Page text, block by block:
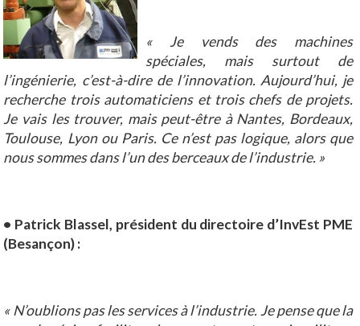
« Je vends des machines
spéciales, mais surtout de
l’ingénierie, c’est-à-dire de l’innovation. Aujourd’hui, je
recherche trois automaticiens et trois chefs de projets.
Je vais les trouver, mais peut-être à Nantes, Bordeaux,
Toulouse, Lyon ou Paris. Ce n’est pas logique, alors que
nous sommes dans l’un des berceaux de l’industrie. »
• Patrick Blassel, président du directoire d’InvEst PME
(Besançon) :
« N’oublions pas les services à l’industrie. Je pense que la